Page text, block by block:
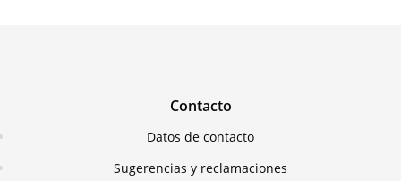
Contacto
Datos de contacto
Sugerencias y reclamaciones